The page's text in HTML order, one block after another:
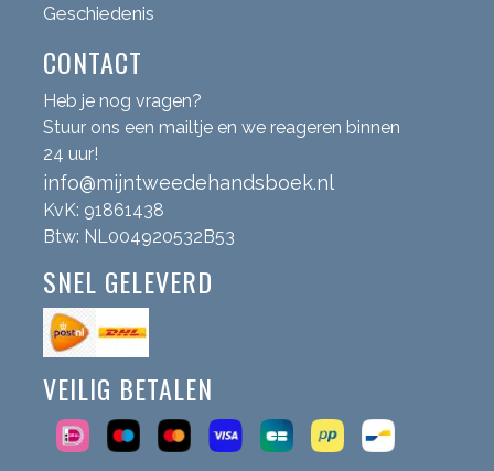
Geschiedenis
CONTACT
Heb je nog vragen?
Stuur ons een mailtje en we reageren binnen
24 uur!
info@mijntweedehandsboek.nl
KvK: 91861438
Btw: NL004920532B53
SNEL GELEVERD
VEILIG BETALEN